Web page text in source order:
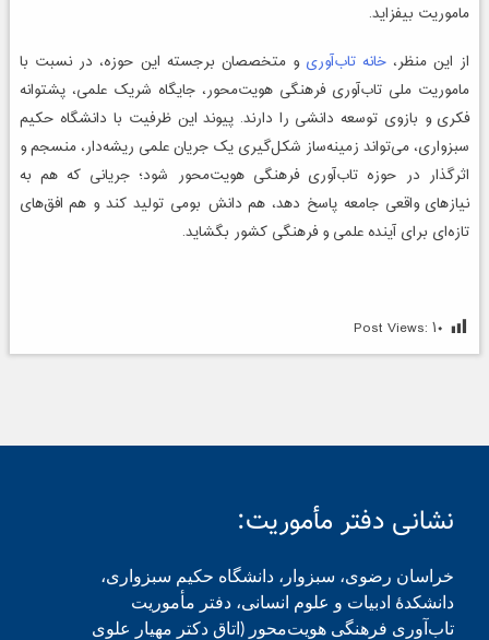
ماموریت بیفزاید.
از این منظر، خانه تاب‌آوری و متخصصان برجسته این حوزه، در نسبت با
ماموریت ملی تاب‌آوری فرهنگی هویت‌محور، جایگاه شریک علمی، پشتوانه
فکری و بازوی توسعه دانشی را دارند. پیوند این ظرفیت با دانشگاه حکیم
سبزواری، می‌تواند زمینه‌ساز شکل‌گیری یک جریان علمی ریشه‌دار، منسجم و
اثرگذار در حوزه تاب‌آوری فرهنگی هویت‌محور شود؛ جریانی که هم به
نیازهای واقعی جامعه پاسخ دهد، هم دانش بومی تولید کند و هم افق‌های
تازه‌ای برای آینده علمی و فرهنگی کشور بگشاید.
Post Views: ۱۰
نشانی دفتر مأموریت:
خراسان رضوی، سبزوار، دانشگاه حکیم سبزواری،
دانشکدۀ ادبیات و علوم انسانی، دفتر مأموریت
تاب‌آوری فرهنگی هویت‌محور (اتاق دکتر مهیار علوی